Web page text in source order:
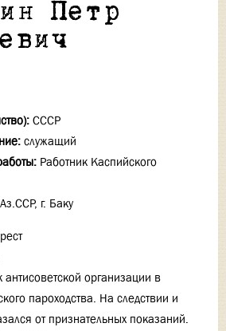
Петр
СССР
служащий
Работник Каспийского
Аз.ССР, г. Баку
антисоветской организации в
пароходства. На следствии и
от признательных показаний.